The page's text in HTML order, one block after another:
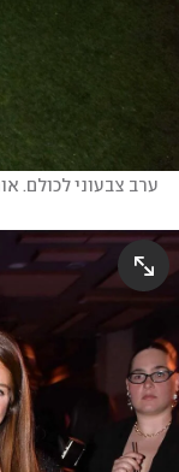
ערב צבעוני לכולם.